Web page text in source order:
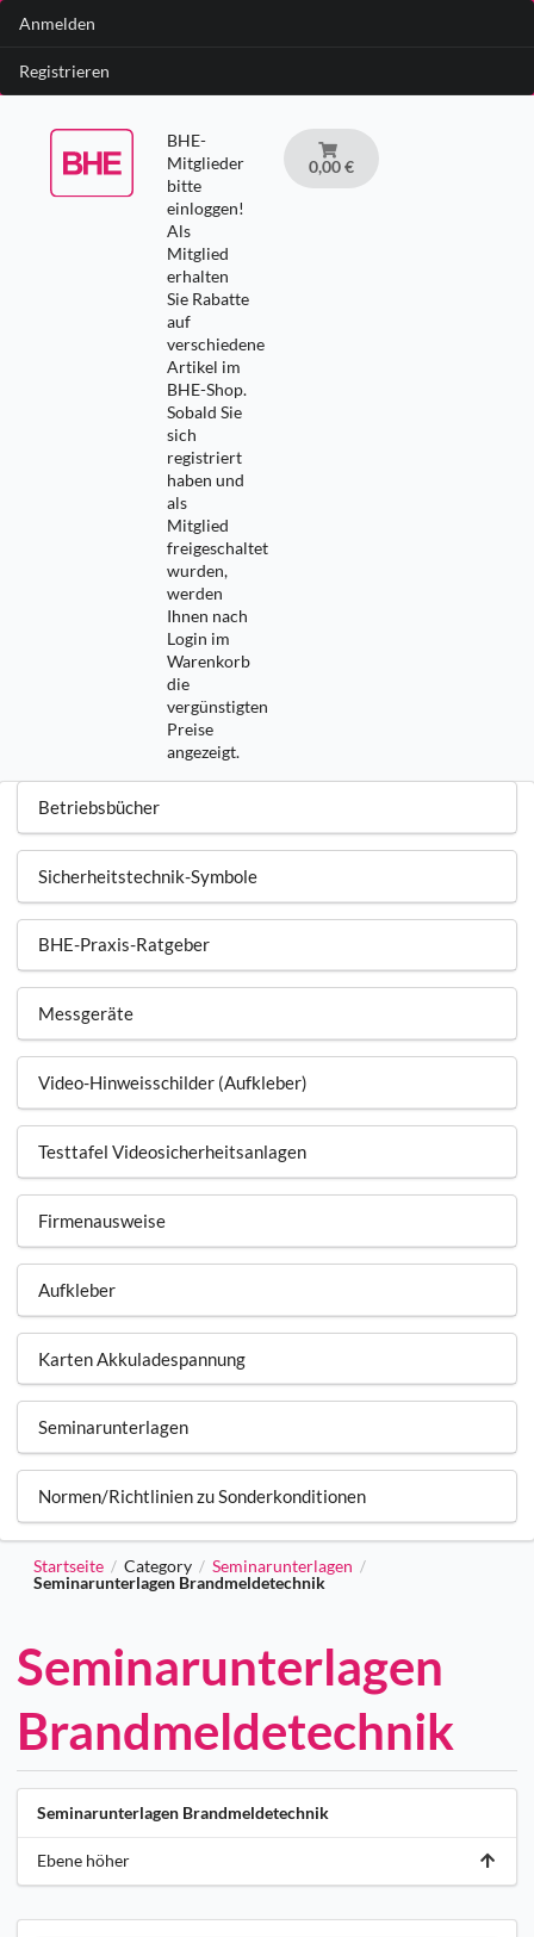
Anmelden
Registrieren
BHE-
Mitglieder
bitte
einloggen!
Als
Mitglied
erhalten
Sie Rabatte
auf
verschiedene
Artikel im
BHE-Shop.
Sobald Sie
sich
registriert
haben und
als
Mitglied
freigeschaltet
wurden,
werden
Ihnen nach
Login im
Warenkorb
die
vergünstigten
Preise
angezeigt.
0,00 €
Betriebsbücher
Sicherheitstechnik-Symbole
BHE-Praxis-Ratgeber
Messgeräte
Video-Hinweisschilder (Aufkleber)
Testtafel Videosicherheitsanlagen
Firmenausweise
Aufkleber
Karten Akkuladespannung
Seminarunterlagen
Normen/Richtlinien zu Sonderkonditionen
Startseite / Category / Seminarunterlagen /
Seminarunterlagen Brandmeldetechnik
Seminarunterlagen
Brandmeldetechnik
Seminarunterlagen Brandmeldetechnik
Ebene höher